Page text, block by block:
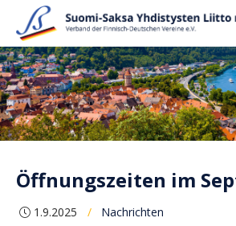
Öffnungszeiten im
1.9.2025 /
Nachrichten